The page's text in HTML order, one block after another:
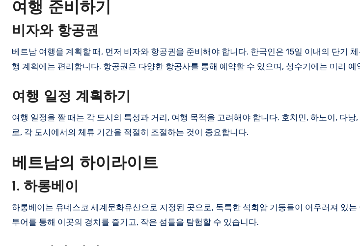
여행 준비하기
비자와 항공권
베트남 여행을 계획할 때, 먼저 비자와 항공권을 준비해야 합니다. 한국인은 15일 이내의 단기
행 계획에는 편리합니다. 항공권은 다양한 항공사를 통해 예약할 수 있으며, 성수기에는 미리 예
여행 일정 계획하기
여행 일정을 짤 때는 각 도시의 특성과 거리, 여행 목적을 고려해야 합니다. 호치민, 하노이, 다
로, 각 도시에서의 체류 기간을 적절히 조절하는 것이 중요합니다.
베트남의 하이라이트
1. 하롱베이
하롱베이는 유네스코 세계문화유산으로 지정된 곳으로, 독특한 석회암 기둥들이 어우러져 있
투어를 통해 이곳의 경치를 즐기고, 작은 섬들을 탐험할 수 있습니다.